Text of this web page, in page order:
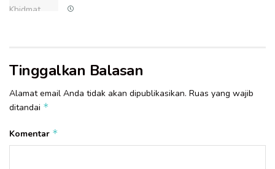
Tinggalkan Balasan
Alamat email Anda tidak akan dipublikasikan. Ruas yang wajib
ditandai *
Komentar *